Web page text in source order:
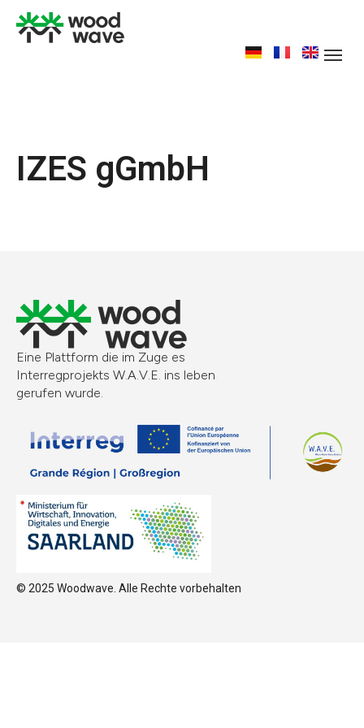
IZES gGmbH
Eine Plattform die im Zuge es
Interregprojekts W.A.V.E. ins leben
gerufen wurde.
© 2025 Woodwave. Alle Rechte vorbehalten